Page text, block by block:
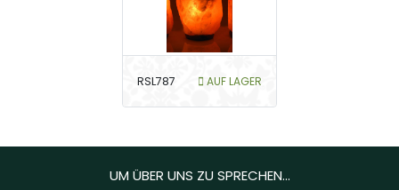
RSL787 AUF LAGER
UM ÜBER UNS ZU SPRECHEN...